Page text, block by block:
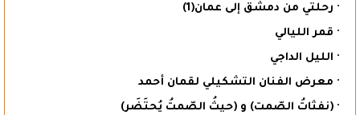
· رحلتي من دمشق إلى عمان(1)
· قمر الليالي
· الليل الداجي
· معرض الفنان التشكيلي لقمان أحمد
· (نفثاتُ الصّمت) و (حيثُ الصّمتُ يُحتَضَر)